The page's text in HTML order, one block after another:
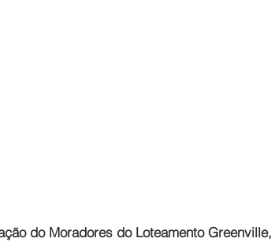
do Moradores do Loteamento